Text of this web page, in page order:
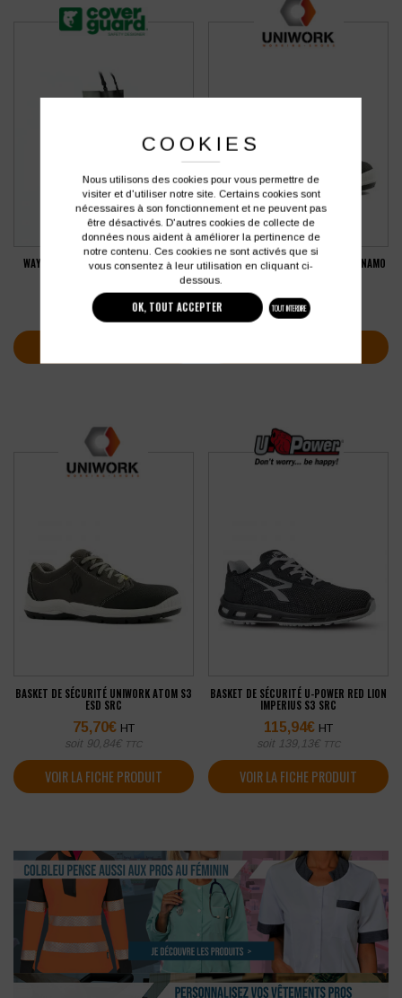
WAYDERS DE SÉCURITÉ COVERGUARD
143,95€
172,74 TTC
BASKET DE SÉCURITÉ UNIWORK DYNAMO
77,76€
soit93,31€
BASKET DE SÉCURITÉ UNIWORK ATOM S3
ESD SRC
75,70€ HT
soit 90,84€ TTC
VOIR LA FICHE PRODUIT
BASKET DE SÉCURITÉ U-POWER RED LION
IMPERIUS S3 SRC
115,94€ HT
soit 139,13€ TTC
VOIR LA FICHE PRODUIT
COOKIES
Nous utilisons des cookies pour vous permettre de
visiter et d'utiliser notre site. Certains cookies sont
nécessaires à son fonctionnement et ne peuvent pas
être désactivés. D'autres cookies de collecte de
données nous aident à améliorer la pertinence de
notre contenu. Ces cookies ne sont activés que si
vous consentez à leur utilisation en cliquant ci-
dessous.
OK, TOUT ACCEPTER TOUT INTERDIRE